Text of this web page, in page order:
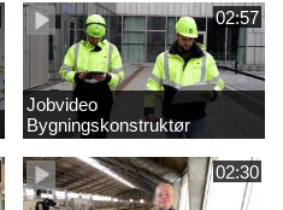
02:57
Jobvideo
Bygningskonstruktør
02:30